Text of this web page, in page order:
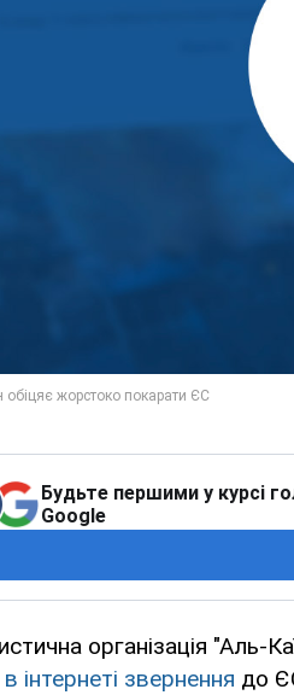
Будьте першими у курсі
Google
організація "Аль-
в інтернеті звернення до